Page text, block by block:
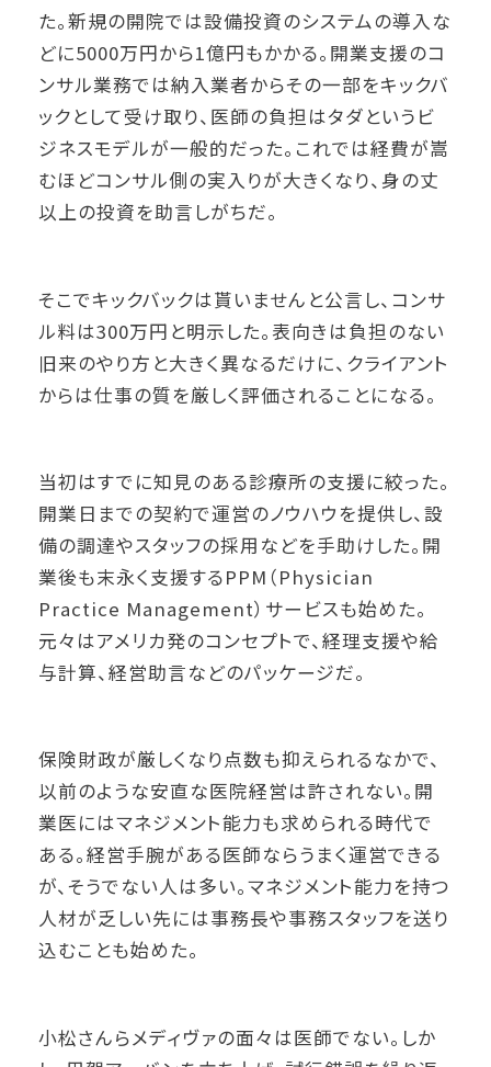
た。新規の開院では設備投資のシステムの導入な
どに5000万円から1億円もかかる。開業支援のコ
ンサル業務では納入業者からその一部をキックバ
ックとして受け取り、医師の負担はタダというビ
ジネスモデルが一般的だった。これでは経費が嵩
むほどコンサル側の実入りが大きくなり、身の丈
以上の投資を助言しがちだ。
そこでキックバックは貰いませんと公言し、コンサ
ル料は300万円と明示した。表向きは負担のない
旧来のやり方と大きく異なるだけに、クライアント
からは仕事の質を厳しく評価されることになる。
当初はすでに知見のある診療所の支援に絞った。
開業日までの契約で運営のノウハウを提供し、設
備の調達やスタッフの採用などを手助けした。開
業後も末永く支援するPPM（Physician
Practice Management）サービスも始めた。
元々はアメリカ発のコンセプトで、経理支援や給
与計算、経営助言などのパッケージだ。
保険財政が厳しくなり点数も抑えられるなかで、
以前のような安直な医院経営は許されない。開
業医にはマネジメント能力も求められる時代で
ある。経営手腕がある医師ならうまく運営できる
が、そうでない人は多い。マネジメント能力を持つ
人材が乏しい先には事務長や事務スタッフを送り
込むことも始めた。
小松さんらメディヴァの面々は医師でない。しか